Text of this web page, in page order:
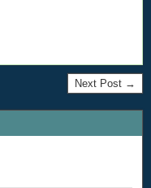
Next Post →